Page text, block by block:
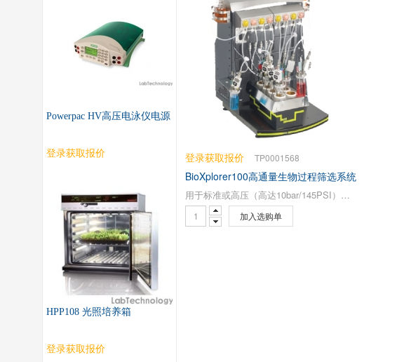
Powerpac HV高压电泳仪电源
登录获取报价
HPP108 光照培养箱
登录获取报价
登录获取报价 TP0001568
BioXplorer100高通量生物过程筛选系统
用于标准或高压（高达10bar/145PSI）发酵的不锈钢反应器。
加入选购单